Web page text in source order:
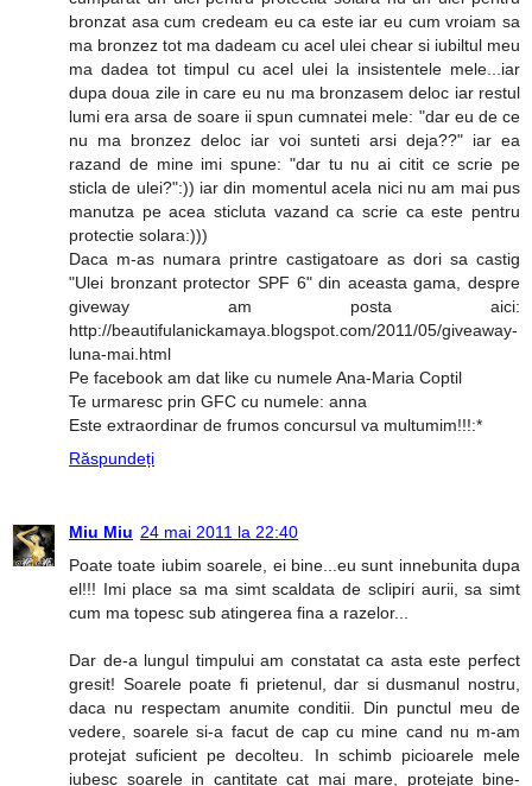
bronzat asa cum credeam eu ca este iar eu cum vroiam sa
ma bronzez tot ma dadeam cu acel ulei chear si iubiltul meu
ma dadea tot timpul cu acel ulei la insistentele mele...iar
dupa doua zile in care eu nu ma bronzasem deloc iar restul
lumi era arsa de soare ii spun cumnatei mele: "dar eu de ce
nu ma bronzez deloc iar voi sunteti arsi deja??" iar ea
razand de mine imi spune: "dar tu nu ai citit ce scrie pe
sticla de ulei?":)) iar din momentul acela nici nu am mai pus
manutza pe acea sticluta vazand ca scrie ca este pentru
protectie solara:)))
Daca m-as numara printre castigatoare as dori sa castig
"Ulei bronzant protector SPF 6" din aceasta gama, despre
giveway am posta aici:
http://beautifulanickamaya.blogspot.com/2011/05/giveaway-
luna-mai.html
Pe facebook am dat like cu numele Ana-Maria Coptil
Te urmaresc prin GFC cu numele: anna
Este extraordinar de frumos concursul va multumim!!!:*
Răspundeți
Miu Miu 24 mai 2011 la 22:40
Poate toate iubim soarele, ei bine...eu sunt innebunita dupa
el!!! Imi place sa ma simt scaldata de sclipiri aurii, sa simt
cum ma topesc sub atingerea fina a razelor...
Dar de-a lungul timpului am constatat ca asta este perfect
gresit! Soarele poate fi prietenul, dar si dusmanul nostru,
daca nu respectam anumite conditii. Din punctul meu de
vedere, soarele si-a facut de cap cu mine cand nu m-am
protejat suficient pe decolteu. In schimb picioarele mele
iubesc soarele in cantitate cat mai mare, protejate bine-